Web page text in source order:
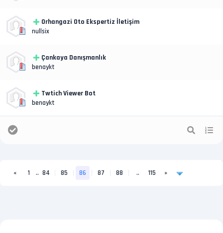
Orhangazi Oto Ekspertiz İletişim
nullsix
Çankaya Danışmanlık
benaykt
Twtich Viewer Bot
benaykt
« 1 .. 84 85 86 87 88 .. 115 »